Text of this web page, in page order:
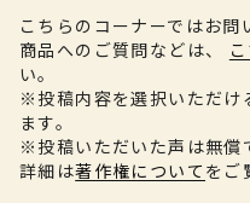
こちらのコーナーではお問
商品へのご質問などは、
い。
※投稿内容を選択いただけ
ます。
※投稿いただいた声は無償
詳細は著作権について をご